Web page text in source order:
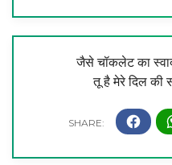
जैसे चॉकलेट का
तू है मेरे दिल की